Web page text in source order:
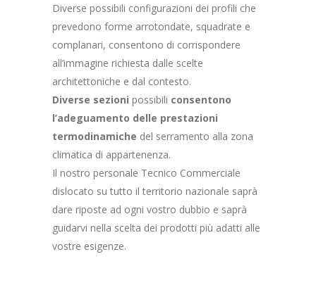
Diverse possibili configurazioni dei profili che
prevedono forme arrotondate, squadrate e
complanari, consentono di corrispondere
all’immagine richiesta dalle scelte
architettoniche e dal contesto.
Diverse sezioni possibili consentono
l’adeguamento delle prestazioni
termodinamiche del serramento alla zona
climatica di appartenenza.
Il nostro personale Tecnico Commerciale
dislocato su tutto il territorio nazionale saprà
dare riposte ad ogni vostro dubbio e saprà
guidarvi nella scelta dei prodotti più adatti alle
vostre esigenze.